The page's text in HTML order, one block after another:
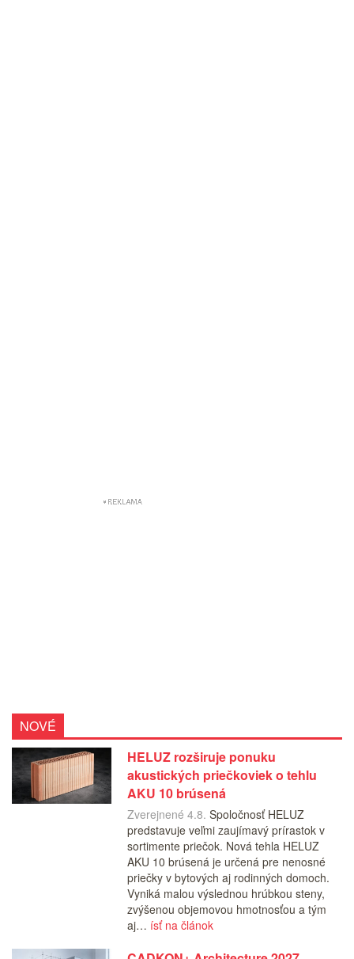
NOVÉ
HELUZ rozširuje ponuku
akustických priečkoviek o tehlu
AKU 10 brúsená
Zverejnené 4.8. Spoločnosť HELUZ
predstavuje veľmi zaujímavý prírastok v
sortimente priečok. Nová tehla HELUZ
AKU 10 brúsená je určená pre nenosné
priečky v bytových aj rodinných domoch.
Vyniká malou výslednou hrúbkou steny,
zvýšenou objemovou hmotnosťou a tým
aj… ísť na článok